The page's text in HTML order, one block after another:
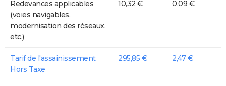
Redevances applicables
(voies navigables,
modernisation des réseaux,
etc.)
10,32 € 0,09 €
Tarif de l'assainissement
Hors Taxe
295,85 € 2,47 €